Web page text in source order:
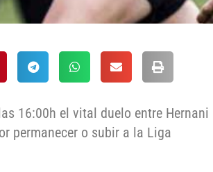
16:00h el vital duelo entre Hernani
permanecer o subir a la Liga